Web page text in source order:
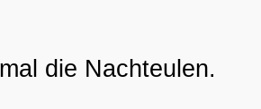
die Nachteulen.